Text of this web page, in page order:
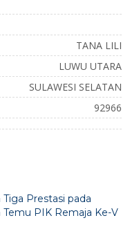
TANA LILI
LUWU UTARA
SULAWESI SELATAN
92966
Tiga Prestasi pada
PIK Remaja Ke-V